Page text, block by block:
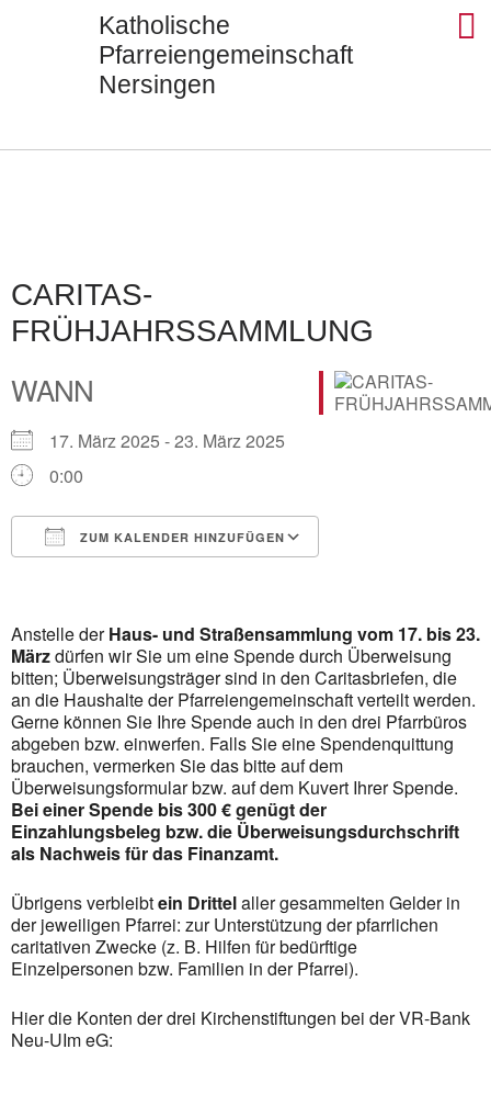
Katholische
Pfarreiengemeinschaft
Nersingen
CARITAS-
FRÜHJAHRSSAMMLUNG
WANN
17. März 2025 - 23. März 2025
0:00
ZUM KALENDER HINZUFÜGEN
Anstelle derHaus- und Straßensammlung vom 17. bis 23.
Märzdürfen wir Sie um eine Spende durch Überweisung
bitten; Überweisungsträger sind in den Caritasbriefen, die
an die Haushalte der Pfarreiengemeinschaft verteilt werden.
Gerne können Sie Ihre Spende auch in den drei Pfarrbüros
abgeben bzw. einwerfen. Falls Sie eine Spendenquittung
brauchen, vermerken Sie das bitte auf dem
Überweisungsformular bzw. auf dem Kuvert Ihrer Spende.
Bei einer Spende bis 300 € genügt der
Einzahlungsbeleg bzw. die Überweisungsdurchschrift
als Nachweis für das Finanzamt.
Übrigens verbleibtein Drittelaller gesammelten Gelder in
der jeweiligen Pfarrei: zur Unterstützung der pfarrlichen
caritativen Zwecke (z. B. Hilfen für bedürftige
Einzelpersonen bzw. Familien in der Pfarrei).
Hier die Konten der drei Kirchenstiftungen bei der VR-Bank
Neu-UIm eG: